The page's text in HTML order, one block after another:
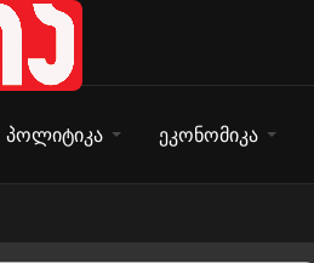
პოლიტიკა ეკონომიკა